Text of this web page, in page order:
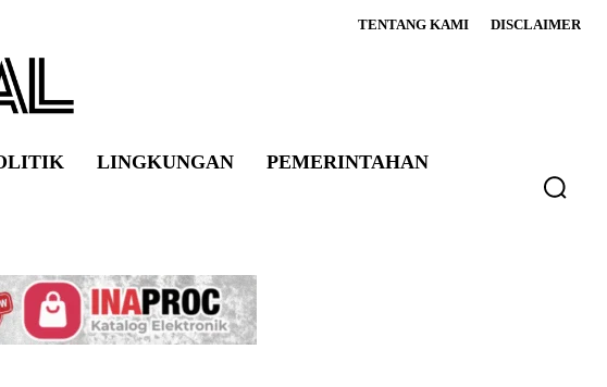
TENTANG KAMI DISCLAIMER
LINGKUNGAN PEMERINTAHAN